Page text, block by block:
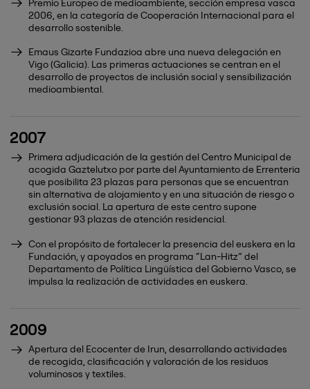
Premio Europeo de medioambiente, sección empresa vasca
2006, en la categoría de Cooperación Internacional para el
desarrollo sostenible.
Emaus Gizarte Fundazioa abre una nueva delegación en
Vigo (Galicia). Las primeras actuaciones se centran en el
desarrollo de proyectos de inclusión social y sensibilización
medioambiental.
2007
Primera adjudicación de la gestión del Centro Municipal de
acogida Gaztelutxo por parte del Ayuntamiento de Errenteria
que posibilita 23 plazas para personas que se encuentran
sin alternativa de alojamiento y en una situación de riesgo o
exclusión social. La apertura de este centro supone
gestionar 93 plazas de atención residencial.
Con el propósito de fortalecer la presencia del euskera en la
Fundación, y apoyados en programa “Lan-Hitz” del
Departamento de Política Lingüística del Gobierno Vasco, se
impulsa la realización de actividades en euskera.
2009
Apertura del Ecocenter de Irun, desarrollando actividades
de recogida, clasificación y valoración de los residuos
voluminosos y textiles.